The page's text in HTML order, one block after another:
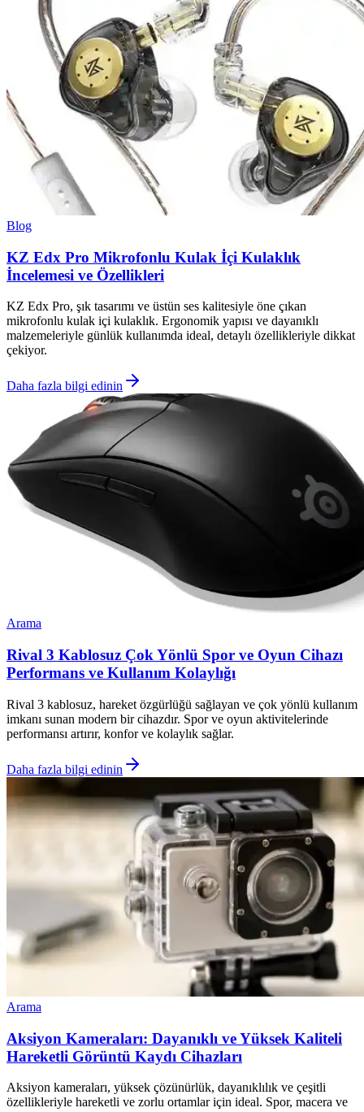
Blog
KZ Edx Pro Mikrofonlu Kulak İçi Kulaklık
İncelemesi ve Özellikleri
KZ Edx Pro, şık tasarımı ve üstün ses kalitesiyle öne çıkan
mikrofonlu kulak içi kulaklık. Ergonomik yapısı ve dayanıklı
malzemeleriyle günlük kullanımda ideal, detaylı özellikleriyle dikkat
çekiyor.
Daha fazla bilgi edinin
Arama
Rival 3 Kablosuz Çok Yönlü Spor ve Oyun Cihazı
Performans ve Kullanım Kolaylığı
Rival 3 kablosuz, hareket özgürlüğü sağlayan ve çok yönlü kullanım
imkanı sunan modern bir cihazdır. Spor ve oyun aktivitelerinde
performansı artırır, konfor ve kolaylık sağlar.
Daha fazla bilgi edinin
Arama
Aksiyon Kameraları: Dayanıklı ve Yüksek Kaliteli
Hareketli Görüntü Kaydı Cihazları
Aksiyon kameraları, yüksek çözünürlük, dayanıklılık ve çeşitli
özellikleriyle hareketli ve zorlu ortamlar için ideal. Spor, macera ve